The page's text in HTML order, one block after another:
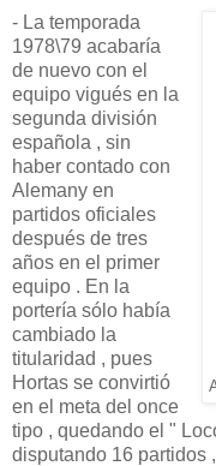
- La temporada
1978\79 acabaría
de nuevo con el
equipo vigués en la
segunda división
española , sin
haber contado con
Alemany en
partidos oficiales
después de tres
años en el primer
equipo . En la
portería sólo había
cambiado la
titularidad , pues
Hortas se convirtió
en el meta del once
tipo , quedando el "
disputando 16 partidos